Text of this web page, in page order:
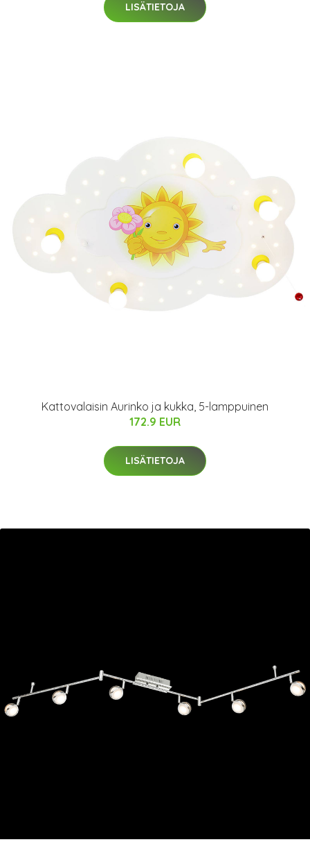
LISÄTIETOJA
Kattovalaisin Aurinko ja kukka, 5-lamppuinen
172.9 EUR
LISÄTIETOJA